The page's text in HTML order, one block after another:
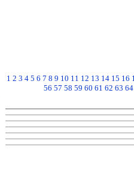
1 2 3 4 5 6 7 8 9 10 11 12 13 14 15 16
56 57 58 59 60 61 62 63 64